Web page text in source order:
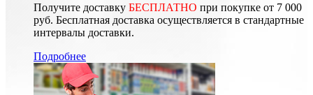
Получите доставку БЕСПЛАТНО при покупке от 7 000
руб. Бесплатная доставка осуществляется в стандартные
интервалы доставки.
Подробнее